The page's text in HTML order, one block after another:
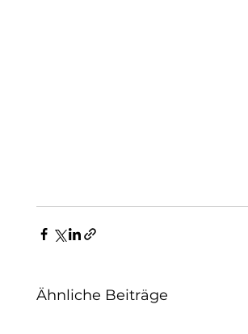
Ähnliche Beiträge